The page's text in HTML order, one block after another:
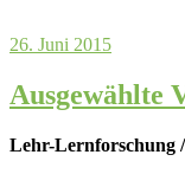
26. Juni 2015
Ausgewählte
Lehr-Lernforschung